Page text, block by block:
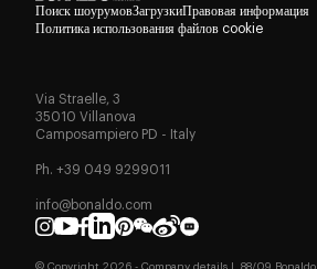
Поиск шоурумовЗагрузкиПравовая информация
Политика использования файлов cookie
Via Straelle, 3
35010 Villanova
Camposampiero PD - Italy
Ph. +39 049 9299011
info@bonaldo.com
© Copyright 2026 - Company details L.88/09